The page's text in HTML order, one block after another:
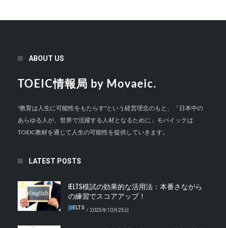
ABOUT US
TOEIC情報局 by Movaeic.
"教育は人生に可能性をもたらす"という経営理念のもと、「日本中の
あらゆる人が、世界で活躍する人材となるために」モバイックは
TOEIC教材を通じて人生の可能性を提供していきます。
LATEST POSTS
IELTS模試の効果的な活用法：本番さながら
の練習でスコアアップ！
IELTS / 2025年10月25日